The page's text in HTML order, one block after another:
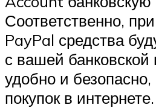
Соответственно,
PayPal средства
с вашей банковской
удобно и
покупок в интернете.